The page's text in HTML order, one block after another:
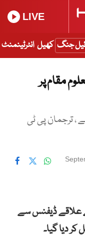
LIVE
جنگ کھیل انٹرٹینمنٹ
مقام پر
، ترجمان پی ٹی
علاقے ڈیفنس سے
دیا گیا۔